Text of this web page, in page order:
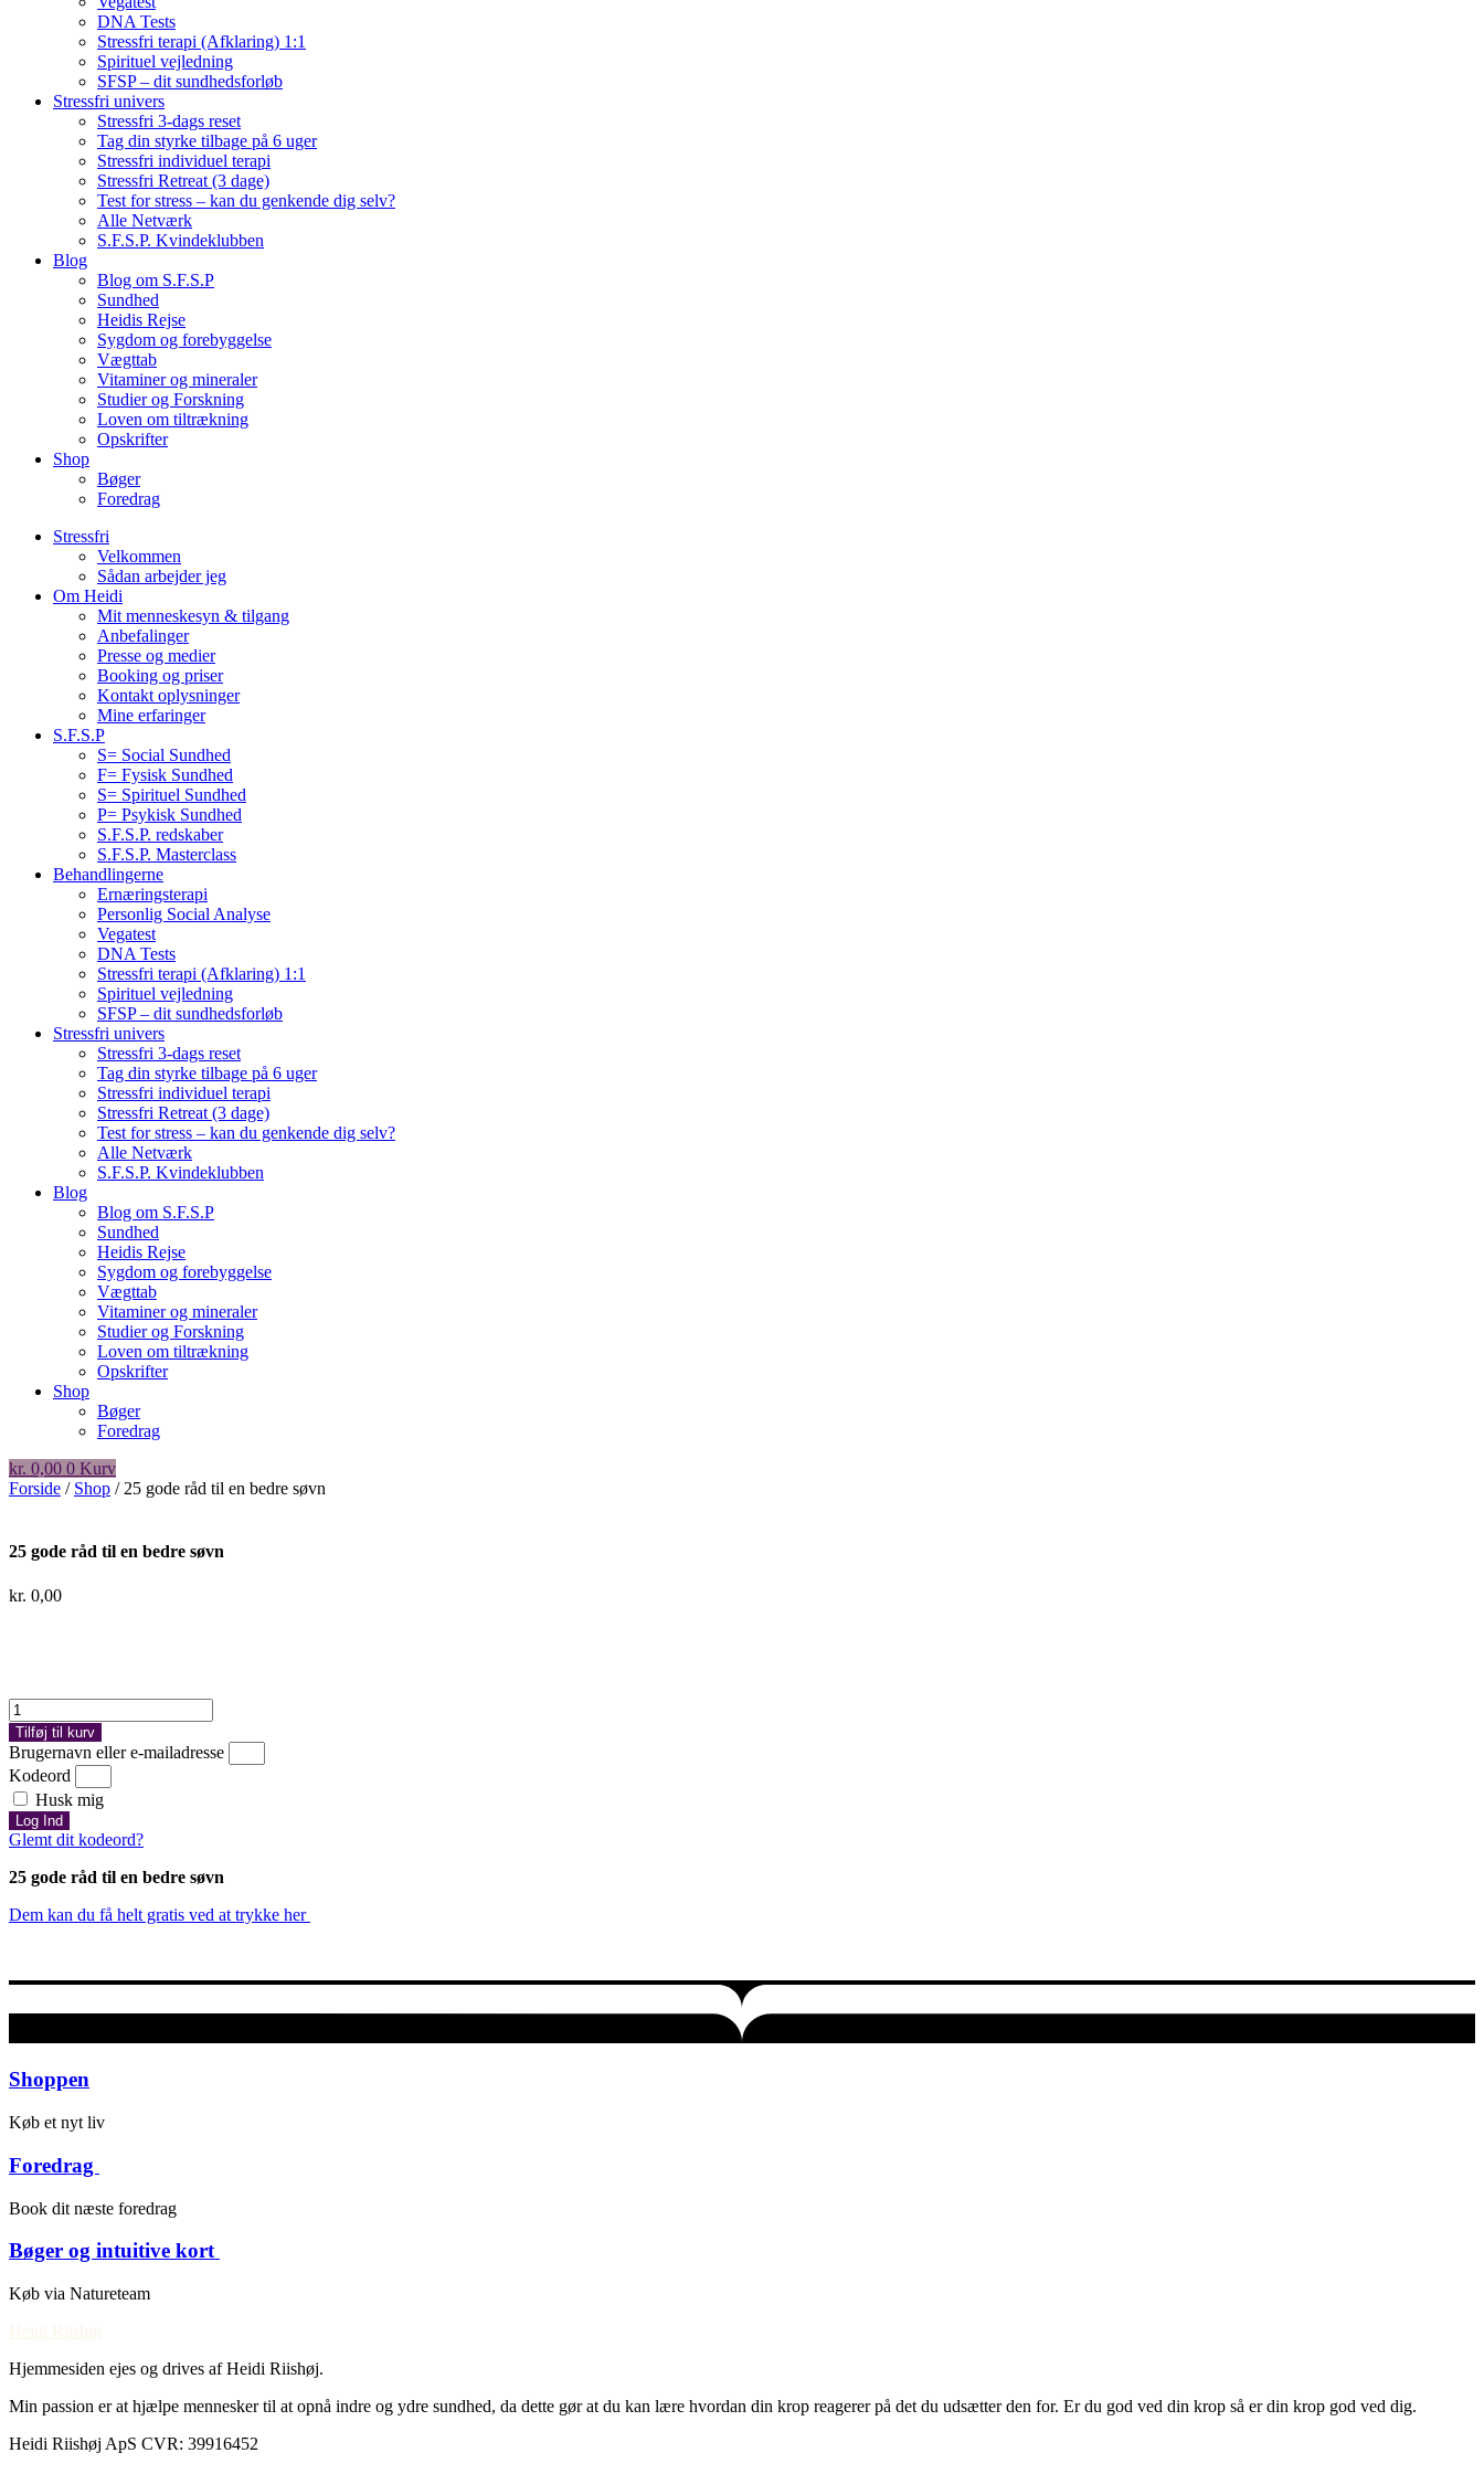
DNA Tests
Stressfri terapi (Afklaring) 1:1
Spirituel vejledning
SFSP – dit sundhedsforløb
Stressfri univers
Stressfri 3-dags reset
Tag din styrke tilbage på 6 uger
Stressfri individuel terapi
Stressfri Retreat (3 dage)
Test for stress – kan du genkende dig selv?
Alle Netværk
S.F.S.P. Kvindeklubben
Blog
Blog om S.F.S.P
Sundhed
Heidis Rejse
Sygdom og forebyggelse
Vægttab
Vitaminer og mineraler
Studier og Forskning
Loven om tiltrækning
Opskrifter
Shop
Bøger
Foredrag
Stressfri
Velkommen
Sådan arbejder jeg
Om Heidi
Mit menneskesyn & tilgang
Anbefalinger
Presse og medier
Booking og priser
Kontakt oplysninger
Mine erfaringer
S.F.S.P
S= Social Sundhed
F= Fysisk Sundhed
S= Spirituel Sundhed
P= Psykisk Sundhed
S.F.S.P. redskaber
S.F.S.P. Masterclass
Behandlingerne
Ernæringsterapi
Personlig Social Analyse
Vegatest
DNA Tests
Stressfri terapi (Afklaring) 1:1
Spirituel vejledning
SFSP – dit sundhedsforløb
Stressfri univers
Stressfri 3-dags reset
Tag din styrke tilbage på 6 uger
Stressfri individuel terapi
Stressfri Retreat (3 dage)
Test for stress – kan du genkende dig selv?
Alle Netværk
S.F.S.P. Kvindeklubben
Blog
Blog om S.F.S.P
Sundhed
Heidis Rejse
Sygdom og forebyggelse
Vægttab
Vitaminer og mineraler
Studier og Forskning
Loven om tiltrækning
Opskrifter
Shop
Bøger
Foredrag
kr. 0,00 0 Kurv
Forside / Shop / 25 gode råd til en bedre søvn
25 gode råd til en bedre søvn
kr. 0,00
25
gode
råd
til
en
bedre
søvn
antal
Tilføj til kurv
Brugernavn eller e-mailadresse
Kodeord
Husk mig
Log Ind
Glemt dit kodeord?
25 gode råd til en bedre søvn
Dem kan du få helt gratis ved at trykke her
Shoppen
Køb et nyt liv ​
Foredrag ​
Book dit næste foredrag ​
Bøger og intuitive kort ​
Køb via Natureteam ​
Hjemmesiden ejes og drives af Heidi Riishøj.
Min passion er at hjælpe mennesker til at opnå indre og ydre sundhed, da dette gør at du kan lære hvordan din krop reagerer på det du udsætter den for. Er du god ved din krop så er din krop god ved dig.
Heidi Riishøj ApS CVR: 39916452